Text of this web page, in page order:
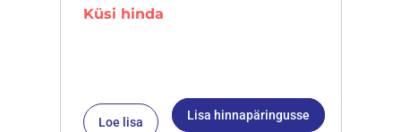
Küsi hinda
Loe lisa Lisa hinnapäringusse